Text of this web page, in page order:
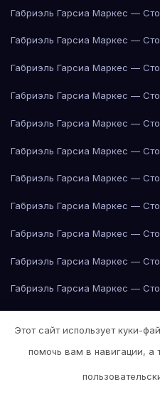
Габриэль Гарсиа Маркес — Сто
Габриэль Гарсиа Маркес — Сто
Габриэль Гарсиа Маркес — Сто
Габриэль Гарсиа Маркес — Сто
Габриэль Гарсиа Маркес — Сто
Габриэль Гарсиа Маркес — Сто
Габриэль Гарсиа Маркес — Сто
Габриэль Гарсиа Маркес — Сто
Габриэль Гарсиа Маркес — Сто
Габриэль Гарсиа Маркес — Сто
Габриэль Гарсиа Маркес — Сто
Габриэль Гарсиа Маркес — Сто
Этот сайт использует куки-
помочь вам в навигации, а